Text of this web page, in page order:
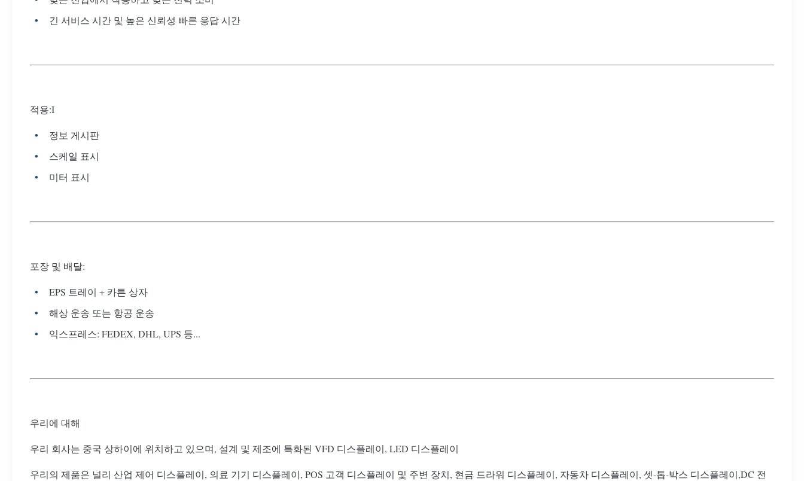
긴 서비스 시간 및 높은 신뢰성 빠른 응답 시간
적용:I
정보 게시판
스케일 표시
미터 표시
포장 및 배달:
EPS 트레이 + 카튼 상자
해상 운송 또는 항공 운송
익스프레스: FEDEX, DHL, UPS 등...
우리에 대해
우리 회사는 중국 상하이에 위치하고 있으며, 설계 및 제조에 특화된 VFD 디스플레이, LED 디스플레이
우리의 제품은 널리 산업 제어 디스플레이, 의료 기기 디스플레이, POS 고객 디스플레이 및 주변 장치, 현금 드라워 디스플레이, 자동차 디스플레이, 셋-톱-박스 디스플레이,DC 전